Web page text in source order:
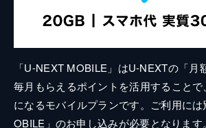
「U-NEXT MOBILE」はU-NEXTの「月
毎月もらえるポイントを活用すること
になるモバイルプランです。ご利用に
OBILE」のお申し込みが必要となります。